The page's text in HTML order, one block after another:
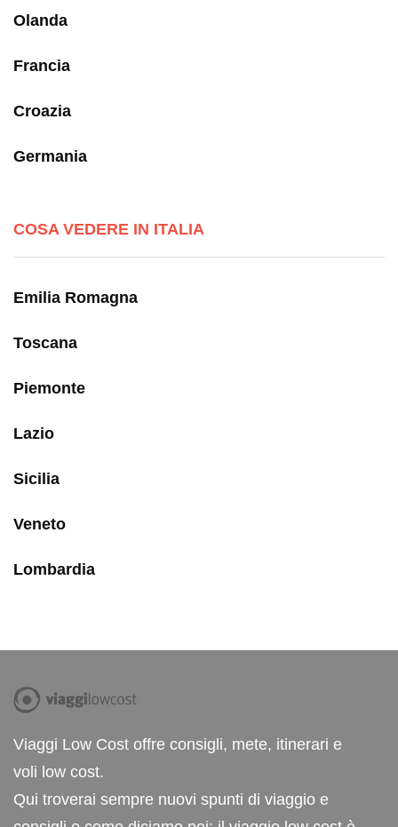
Olanda
Francia
Croazia
Germania
COSA VEDERE IN ITALIA
Emilia Romagna
Toscana
Piemonte
Lazio
Sicilia
Veneto
Lombardia
Viaggi Low Cost offre consigli, mete, itinerari e
voli low cost.
Qui troverai sempre nuovi spunti di viaggio e